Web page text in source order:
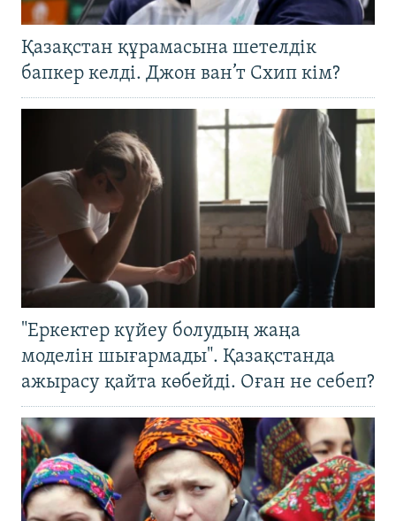
Қазақстан құрамасына шетелдік
бапкер келді. Джон ван’т Схип кім?
"Еркектер күйеу болудың жаңа
моделін шығармады". Қазақстанда
ажырасу қайта көбейді. Оған не себеп?